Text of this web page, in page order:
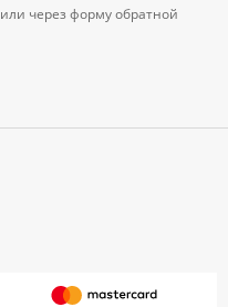
или через форму обратной